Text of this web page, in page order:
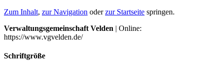
Zum Inhalt, zur Navigation oderzur Startseite springen.
Verwaltungsgemeinschaft Velden | Online:
https://www.vgvelden.de/
Schriftgröße